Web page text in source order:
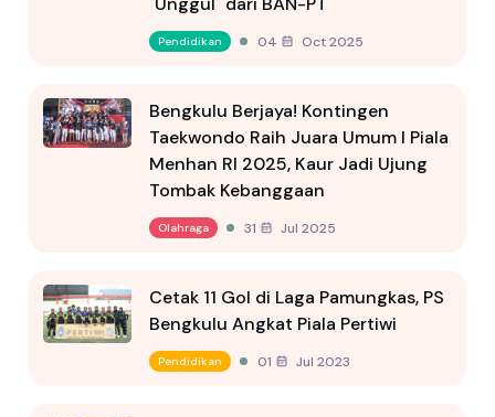
Pendidikan 04 Oct 2025
Bengkulu Berjaya! Kontingen
Taekwondo Raih Juara Umum I Piala
Menhan RI 2025, Kaur Jadi Ujung
Tombak Kebanggaan
Olahraga 31 Jul 2025
Cetak 11 Gol di Laga Pamungkas, PS
Bengkulu Angkat Piala Pertiwi
Pendidikan 01 Jul 2023